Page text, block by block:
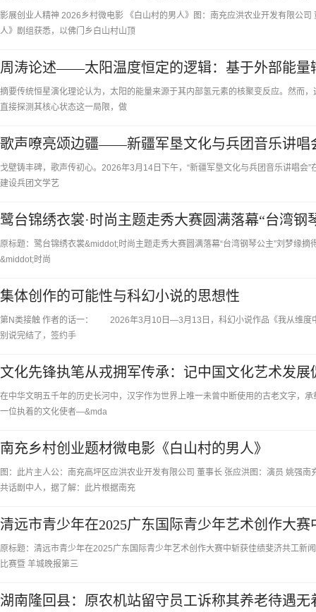
影展创业人精神 2026乡村微电影 《白山村的男人》图：南充应洪农业开发有限公
人》剧组获悉，以佛门乡白山村山顶
周涛论述——太阳温度恒定的逻辑：基于外部能量
摘要传统恒星演化理论认为，太阳的能量来源于其内部氢元素的核聚变反应。然而
直接探测其核心状态这一局限，做
歌声嘹亮颂边疆——新疆军垦文化与兵团音乐讲唱
戈壁铸丰碑，歌声传初心。2026年3月14日下午，“新疆军垦文化与兵团音乐讲唱会
建设兵团文学艺
鹭台锦绣衣裳·时尚主题走秀大赛圆满落幕“台湾钢
原标题：鹭台锦绣衣裳&middot;时尚主题走秀大赛圆满落幕“台湾钢琴公主”刘梦缘
&middot;时尚
集体创作的可能性与科幻小说的思想性
第N类接触 作者的话一： 2026年3月10日—3月13日，科幻小说作品《我从维度
别说完结了，签约手
文化先锋执笔从戎拥军传承：记中国文化艺术发
在中华文明五千年的历史长河中，汉字作为世界上唯一未曾中断使用的古老文字，
一位执着的文化使者—&mda
南充乡村创业题材微电影《白山村的男人》
图：此片主人公：南充高坪区应洪农业开发有限公司 董事长 张应洪图：演员 姚强
共话剧中人，据了解：此片根据南充
清远市青少年在2025广东国际青少年艺术创作大赛
原标题：清远市青少年在2025广东国际青少年艺术创作大赛中斩获佳绩斐济共工新
比赛暨 羊城晚报第三
湖南隆回县：原农机站留守员工诉称其养老待遇无